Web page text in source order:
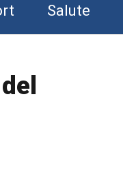
Salute